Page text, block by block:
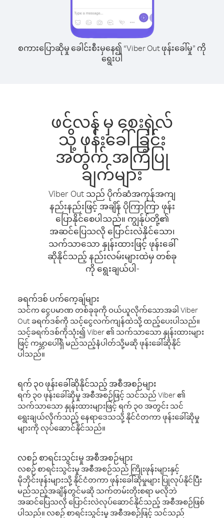
စကားပြောဆိုမှု ခေါင်းစီးမှနေ၍ “Viber Out ဖုန်းခေါ်မှု” ကို
ရွေးပါ
ဖင်လန် မှ စေးရှဲလ်
သို့ ဖုန်းခေါ်ခြင်း
အတွက် အကြံပြု
ချက်များ
Viber Out သည် ပိုက်ဆံအကုန်အကျ
နည်းနည်းဖြင့် အချိန် ပိုကြာကြာ ဖုန်း
ပြောနိုင်စေပါသည်။ ကျွန်ုပ်တို့၏
အဆင်ပြေသလို ပြောင်းလဲနိုင်သော၊
သက်သာသော နှုန်းထားဖြင့် ဖုန်းခေါ်
ဆိုနိုင်သည့် နည်းလမ်းများထဲမှ တစ်ခု
ကို ရွေးချယ်ပါ-
ခရက်ဒစ် ပက်ကေ့ချ်များ
သင်က ငွေပမာဏ တစ်ခုခုကို ဝယ်ယူလိုက်သောအခါ Viber
Out ခရက်ဒစ်ကို သင့်ငွေလက်ကျန်ထဲသို့ ထည့်ပေးပါသည်။
သင့်ခရက်ဒစ်ကိုသုံး၍ Viber ၏ သက်သာသော နှုန်းထားများ
ဖြင့် ကမ္ဘာပေါ်ရှိ မည်သည့်နံပါတ်သို့မဆို ဖုန်းခေါ်ဆိုနိုင်
ပါသည်။
ရက် ၃၀ ဖုန်းခေါ်ဆိုနိုင်သည့် အစီအစဉ်များ
ရက် ၃၀ ဖုန်းခေါ်ဆိုမှု အစီအစဉ်ဖြင့် သင်သည် Viber ၏
သက်သာသော နှုန်းထားများဖြင့် ရက် ၃၀ အတွင်း သင်
ရွေးချယ်လိုက်သည့် နေရာဒေသသို့ နိုင်ငံတကာ ဖုန်းခေါ်ဆိုမှု
များကို လုပ်ဆောင်နိုင်သည်။
လစဉ် စာရင်းသွင်းမှု အစီအစဉ်များ
လစဉ် စာရင်းသွင်းမှု အစီအစဉ်သည် ကြိုးဖုန်းများနှင့်
မိုဘိုင်းဖုန်းများသို့ နိုင်ငံတကာ ဖုန်းခေါ်ဆိုမှုများ ပြုလုပ်နိုင်ပြီး
မည်သည့်အချိန်တွင်မဆို သက်တမ်းတိုးစရာ မလိုဘဲ
အဆင်ပြေသလို ပြောင်းလဲလုပ်ဆောင်နိုင်သည့် အစီအစဉ်ဖြစ်
ပါသည်။ လစဉ် စာရင်းသွင်းမှု အစီအစဉ်ဖြင့် သင်သည်